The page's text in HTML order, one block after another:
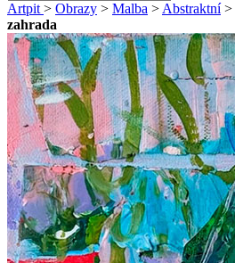
Artpit > Obrazy > Malba > Abstraktní>
zahrada